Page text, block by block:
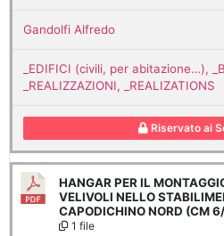
Gandolfi Alfredo
_EDIFICI (civili, per abitazione…),
_REALIZZAZIONI, _REALIZATIONS
Riservato ai
HANGAR PER IL
VELIVOLI NELLO
CAPODICHINO NORD (CM
1 file